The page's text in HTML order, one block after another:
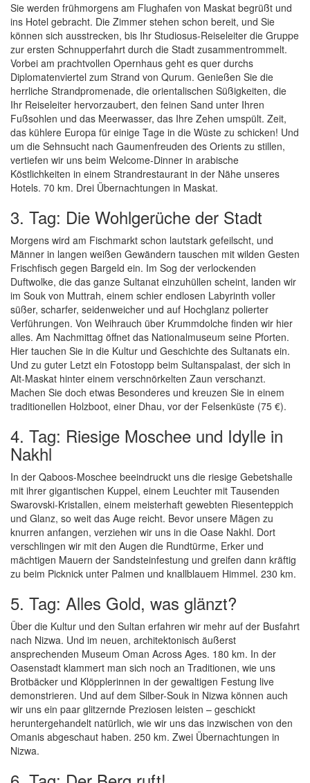
Sie werden frühmorgens am Flughafen von Maskat begrüßt und
ins Hotel gebracht. Die Zimmer stehen schon bereit, und Sie
können sich ausstrecken, bis Ihr Studiosus-Reiseleiter die Gruppe
zur ersten Schnupperfahrt durch die Stadt zusammentrommelt.
Vorbei am prachtvollen Opernhaus geht es quer durchs
Diplomatenviertel zum Strand von Qurum. Genießen Sie die
herrliche Strandpromenade, die orientalischen Süßigkeiten, die
Ihr Reiseleiter hervorzaubert, den feinen Sand unter Ihren
Fußsohlen und das Meerwasser, das Ihre Zehen umspült. Zeit,
das kühlere Europa für einige Tage in die Wüste zu schicken! Und
um die Sehnsucht nach Gaumenfreuden des Orients zu stillen,
vertiefen wir uns beim Welcome-Dinner in arabische
Köstlichkeiten in einem Strandrestaurant in der Nähe unseres
Hotels. 70 km. Drei Übernachtungen in Maskat.
3. Tag: Die Wohlgerüche der Stadt
Morgens wird am Fischmarkt schon lautstark gefeilscht, und
Männer in langen weißen Gewändern tauschen mit wilden Gesten
Frischfisch gegen Bargeld ein. Im Sog der verlockenden
Duftwolke, die das ganze Sultanat einzuhüllen scheint, landen wir
im Souk von Muttrah, einem schier endlosen Labyrinth voller
süßer, scharfer, seidenweicher und auf Hochglanz polierter
Verführungen. Von Weihrauch über Krummdolche finden wir hier
alles. Am Nachmittag öffnet das Nationalmuseum seine Pforten.
Hier tauchen Sie in die Kultur und Geschichte des Sultanats ein.
Und zu guter Letzt ein Fotostopp beim Sultanspalast, der sich in
Alt-Maskat hinter einem verschnörkelten Zaun verschanzt.
Machen Sie doch etwas Besonderes und kreuzen Sie in einem
traditionellen Holzboot, einer Dhau, vor der Felsenküste (75 €).
4. Tag: Riesige Moschee und Idylle in
Nakhl
In der Qaboos-Moschee beeindruckt uns die riesige Gebetshalle
mit ihrer gigantischen Kuppel, einem Leuchter mit Tausenden
Swarovski-Kristallen, einem meisterhaft gewebten Riesenteppich
und Glanz, so weit das Auge reicht. Bevor unsere Mägen zu
knurren anfangen, verziehen wir uns in die Oase Nakhl. Dort
verschlingen wir mit den Augen die Rundtürme, Erker und
mächtigen Mauern der Sandsteinfestung und greifen dann kräftig
zu beim Picknick unter Palmen und knallblauem Himmel. 230 km.
5. Tag: Alles Gold, was glänzt?
Über die Kultur und den Sultan erfahren wir mehr auf der Busfahrt
nach Nizwa. Und im neuen, architektonisch äußerst
ansprechenden Museum Oman Across Ages. 180 km. In der
Oasenstadt klammert man sich noch an Traditionen, wie uns
Brotbäcker und Klöpplerinnen in der gewaltigen Festung live
demonstrieren. Und auf dem Silber-Souk in Nizwa können auch
wir uns ein paar glitzernde Preziosen leisten – geschickt
heruntergehandelt natürlich, wie wir uns das inzwischen von den
Omanis abgeschaut haben. 250 km. Zwei Übernachtungen in
Nizwa.